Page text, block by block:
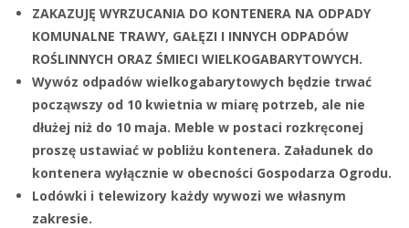
ZAKAZUJĘ WYRZUCANIA DO KONTENERA NA ODPADY
KOMUNALNE TRAWY, GAŁĘZI I INNYCH ODPADÓW
ROŚLINNYCH ORAZ ŚMIECI WIELKOGABARYTOWYCH.
Wywóz odpadów wielkogabarytowych będzie trwać
począwszy od 10 kwietnia w miarę potrzeb, ale nie
dłużej niż do 10 maja. Meble w postaci rozkręconej
proszę ustawiać w pobliżu kontenera. Załadunek do
kontenera wyłącznie w obecności Gospodarza Ogrodu.
Lodówki i telewizory każdy wywozi we własnym
zakresie.